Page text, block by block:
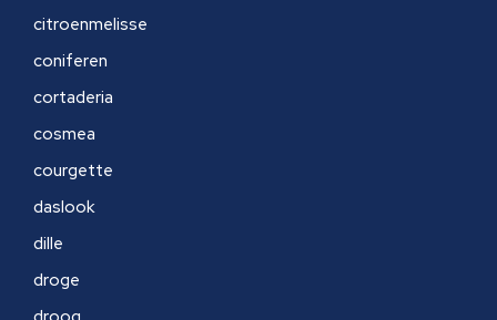
citroenmelisse
coniferen
cortaderia
cosmea
courgette
daslook
dille
droge